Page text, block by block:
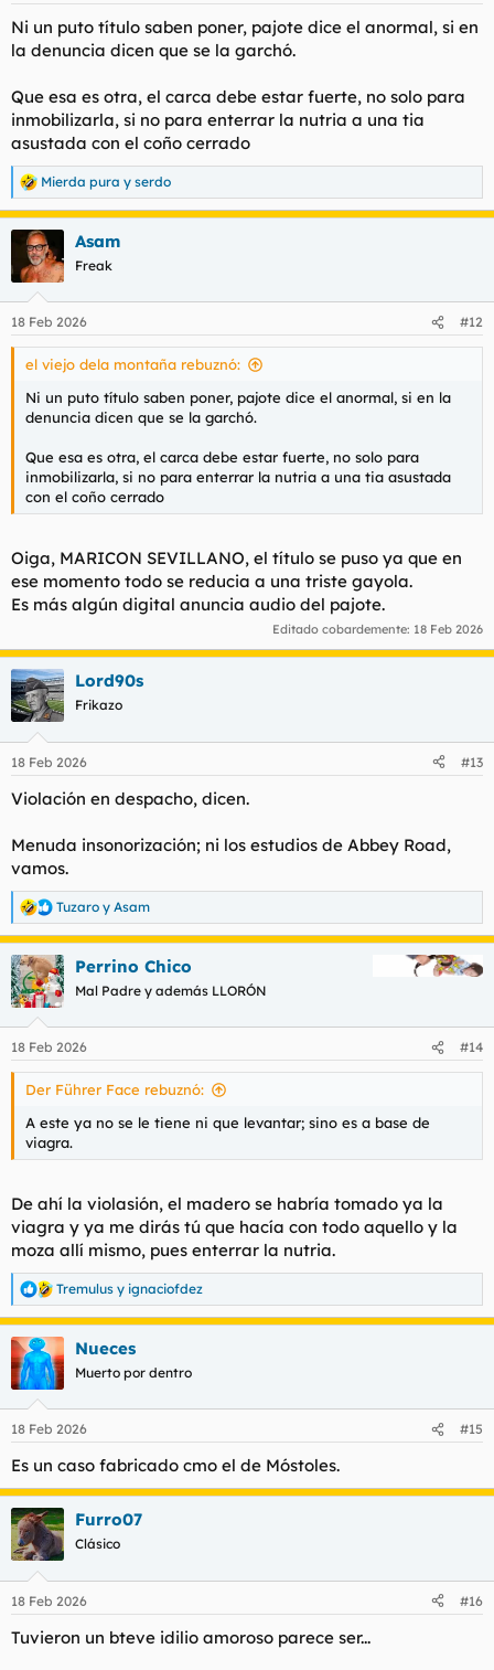
Ni un puto título saben poner, pajote dice el anormal, si en
la denuncia dicen que se la garchó.
Que esa es otra, el carca debe estar fuerte, no solo para
inmobilizarla, si no para enterrar la nutria a una tia
asustada con el coño cerrado
R
e
a
i
e
s
Mierda pura y serdo
Asam
Freak
18 Feb 2026 #12
el viejo dela montaña rebuznó:
Ni un puto título saben poner, pajote dice el anormal, si en la
denuncia dicen que se la garchó.
Que esa es otra, el carca debe estar fuerte, no solo para
inmobilizarla, si no para enterrar la nutria a una tia asustada
con el coño cerrado
Oiga, MARICON SEVILLANO, el título se puso ya que en
ese momento todo se reducia a una triste gayola.
Es más algún digital anuncia audio del pajote.
Editado cobardemente: 18 Feb 2026
Lord90s
Frikazo
18 Feb 2026 #13
Violación en despacho, dicen.
Menuda insonorización; ni los estudios de Abbey Road,
vamos.
R
e
a
c
c
i
e
s
Tuzaro y Asam
Perrino Chico
Mal Padre y además LLORÓN
18 Feb 2026 #14
Der Führer Face rebuznó:
A este ya no se le tiene ni que levantar; sino es a base de
viagra.
De ahí la violasión, el madero se habría tomado ya la
viagra y ya me dirás tú que hacía con todo aquello y la
moza allí mismo, pues enterrar la nutria.
R
e
a
c
c
i
e
:
Tremulus y ignaciofdez
Nueces
Muerto por dentro
18 Feb 2026 #15
Es un caso fabricado cmo el de Móstoles.
Furro07
Clásico
18 Feb 2026 #16
Tuvieron un bteve idilio amoroso parece ser...